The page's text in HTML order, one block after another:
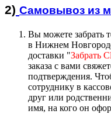
2) Самовывоз из
Вы можете забрать
в Нижнем
доставки "Забрать
заказа с вами
подтверждения.
сотруднику в
друг или
имя, на кого он